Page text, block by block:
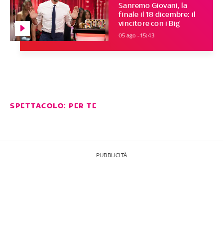
Sanremo Giovani, la
finale il 18 dicembre: il
vincitore con i Big
05 ago - 15:43
SPETTACOLO: PER TE
PUBBLICITÀ